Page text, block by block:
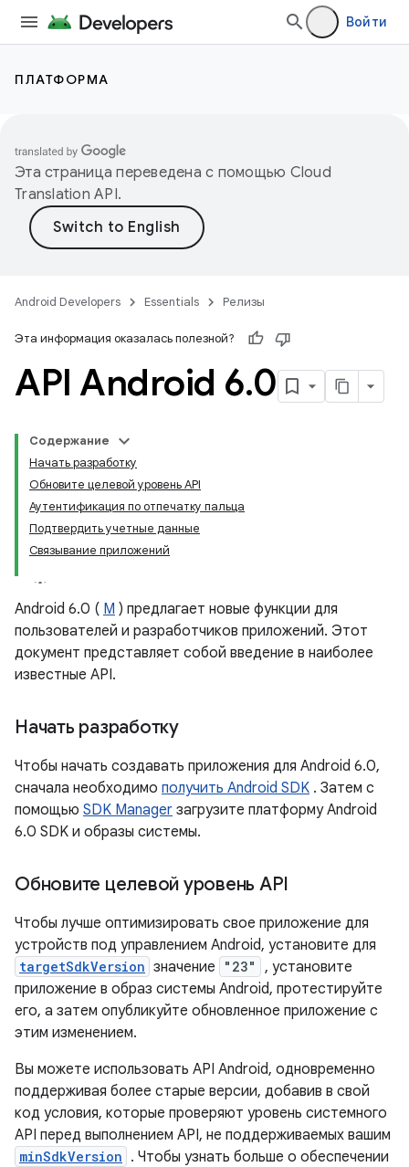
Войти
ПЛАТФОРМА
Эта страница переведена с помощью Cloud
Translation API.
Android Developers Essentials Релизы
Эта информация оказалась полезной?
API Android 6.0
Содержание
Начать разработку
Обновите целевой уровень API
Аутентификация по отпечатку пальца
Подтвердить учетные данные
Связывание приложений
Android 6.0 ( M ) предлагает новые функции для
пользователей и разработчиков приложений. Этот
документ представляет собой введение в наиболее
известные API.
Начать разработку
Чтобы начать создавать приложения для Android 6.0,
сначала необходимо получить Android SDK . Затем с
помощью SDK Manager загрузите платформу Android
6.0 SDK и образы системы.
Обновите целевой уровень API
Чтобы лучше оптимизировать свое приложение для
устройств под управлением Android, установите для
targetSdkVersion значение "23"
, установите
приложение в образ системы Android, протестируйте
его, а затем опубликуйте обновленное приложение с
этим изменением.
Вы можете использовать API Android, одновременно
поддерживая более старые версии, добавив в свой
код условия, которые проверяют уровень системного
API перед выполнением API, не поддерживаемых вашим
minSdkVersion . Чтобы узнать больше о обеспечении